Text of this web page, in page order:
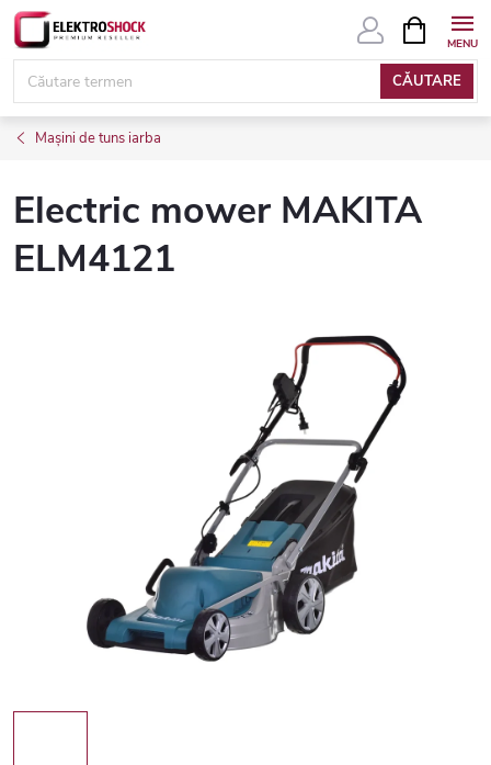
Treci
conținut
CĂUTARE
COŞ
DE
Mașini de tuns iarba
Electric mower MAKITA
ELM4121